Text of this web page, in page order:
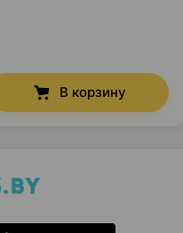
В корзину